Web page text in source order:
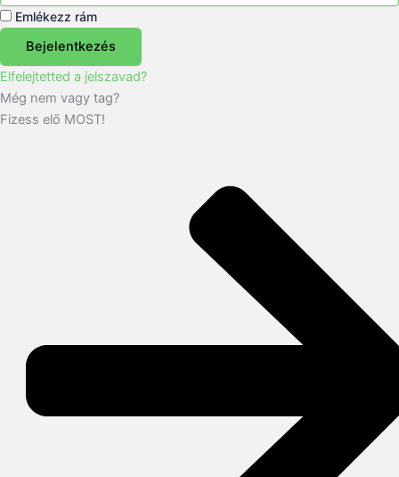
Emlékezz rám
Bejelentkezés
Elfelejtetted a jelszavad?
Még nem vagy tag?
Fizess elő MOST!